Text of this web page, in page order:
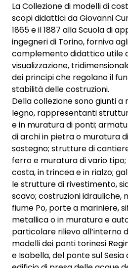
La Collezione di modelli di
scopi didattici da Giovanni
1865 e il 1887 alla Scuola di
ingegneri di Torino, forniva
complemento didattico utile
visualizzazione,
dei principi che regolano il
stabilità delle costruzioni.
Della collezione sono giunti a
legno, rappresentanti
e in muratura di ponti;
di archi in pietra o muratura
sostegno; strutture di
ferro e muratura di vario
costa, in trincea e in rialzo;
le strutture di rivestimento,
scavo; costruzioni idrauliche,
fiume Po, porte a mariniere,
metallica o in muratura e
particolare rilievo all’interno
modelli dei ponti torinesi
e Isabella, del ponte sul Sesia